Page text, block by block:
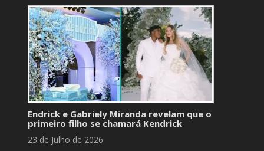
Endrick e Gabriely Miranda revelam que o
primeiro filho se chamará Kendrick
23 de Julho de 2026